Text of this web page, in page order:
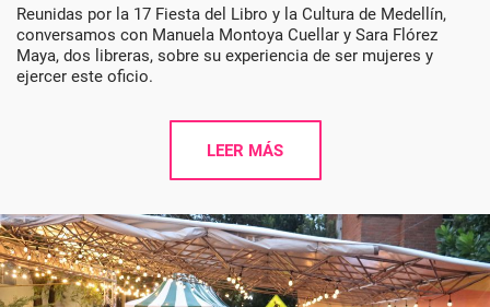
Reunidas por la 17 Fiesta del Libro y la Cultura de Medellín,
conversamos con Manuela Montoya Cuellar y Sara Flórez
Maya, dos libreras, sobre su experiencia de ser mujeres y
ejercer este oficio.
LEER MÁS